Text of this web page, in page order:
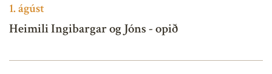
1.ágúst
Heimili Ingibargar og Jóns - opið